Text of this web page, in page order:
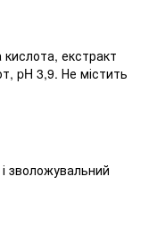
екстракт
pH 3,9. Не містить
зволожувальний